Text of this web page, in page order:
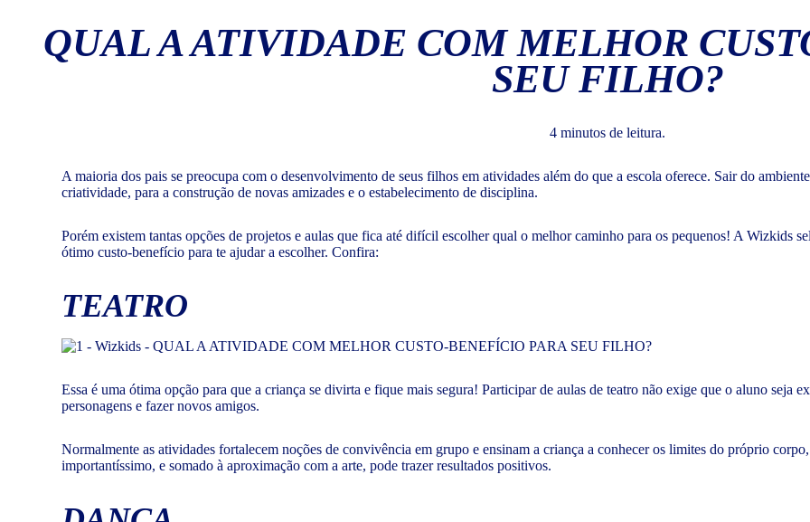
QUAL A ATIVIDADE COM MELHOR
SEU FILHO?
4 minutos de leitura.
A maioria dos pais se preocupa com o desenvolvimento de seus filhos em atividades além do que a escola oferece. Sair do
criatividade, para a construção de novas amizades e o estabelecimento de disciplina.
Porém existem tantas opções de projetos e aulas que fica até difícil escolher qual o melhor caminho para os pequenos! A Wizkids
ótimo custo-benefício para te ajudar a escolher. Confira:
TEATRO
Essa é uma ótima opção para que a criança se divirta e fique mais segura! Participar de aulas de teatro não exige que o aluno seja
personagens e fazer novos amigos.
Normalmente as atividades fortalecem noções de convivência em grupo e ensinam a criança a conhecer os limites do próprio
importantíssimo, e somado à aproximação com a arte, pode trazer resultados positivos.